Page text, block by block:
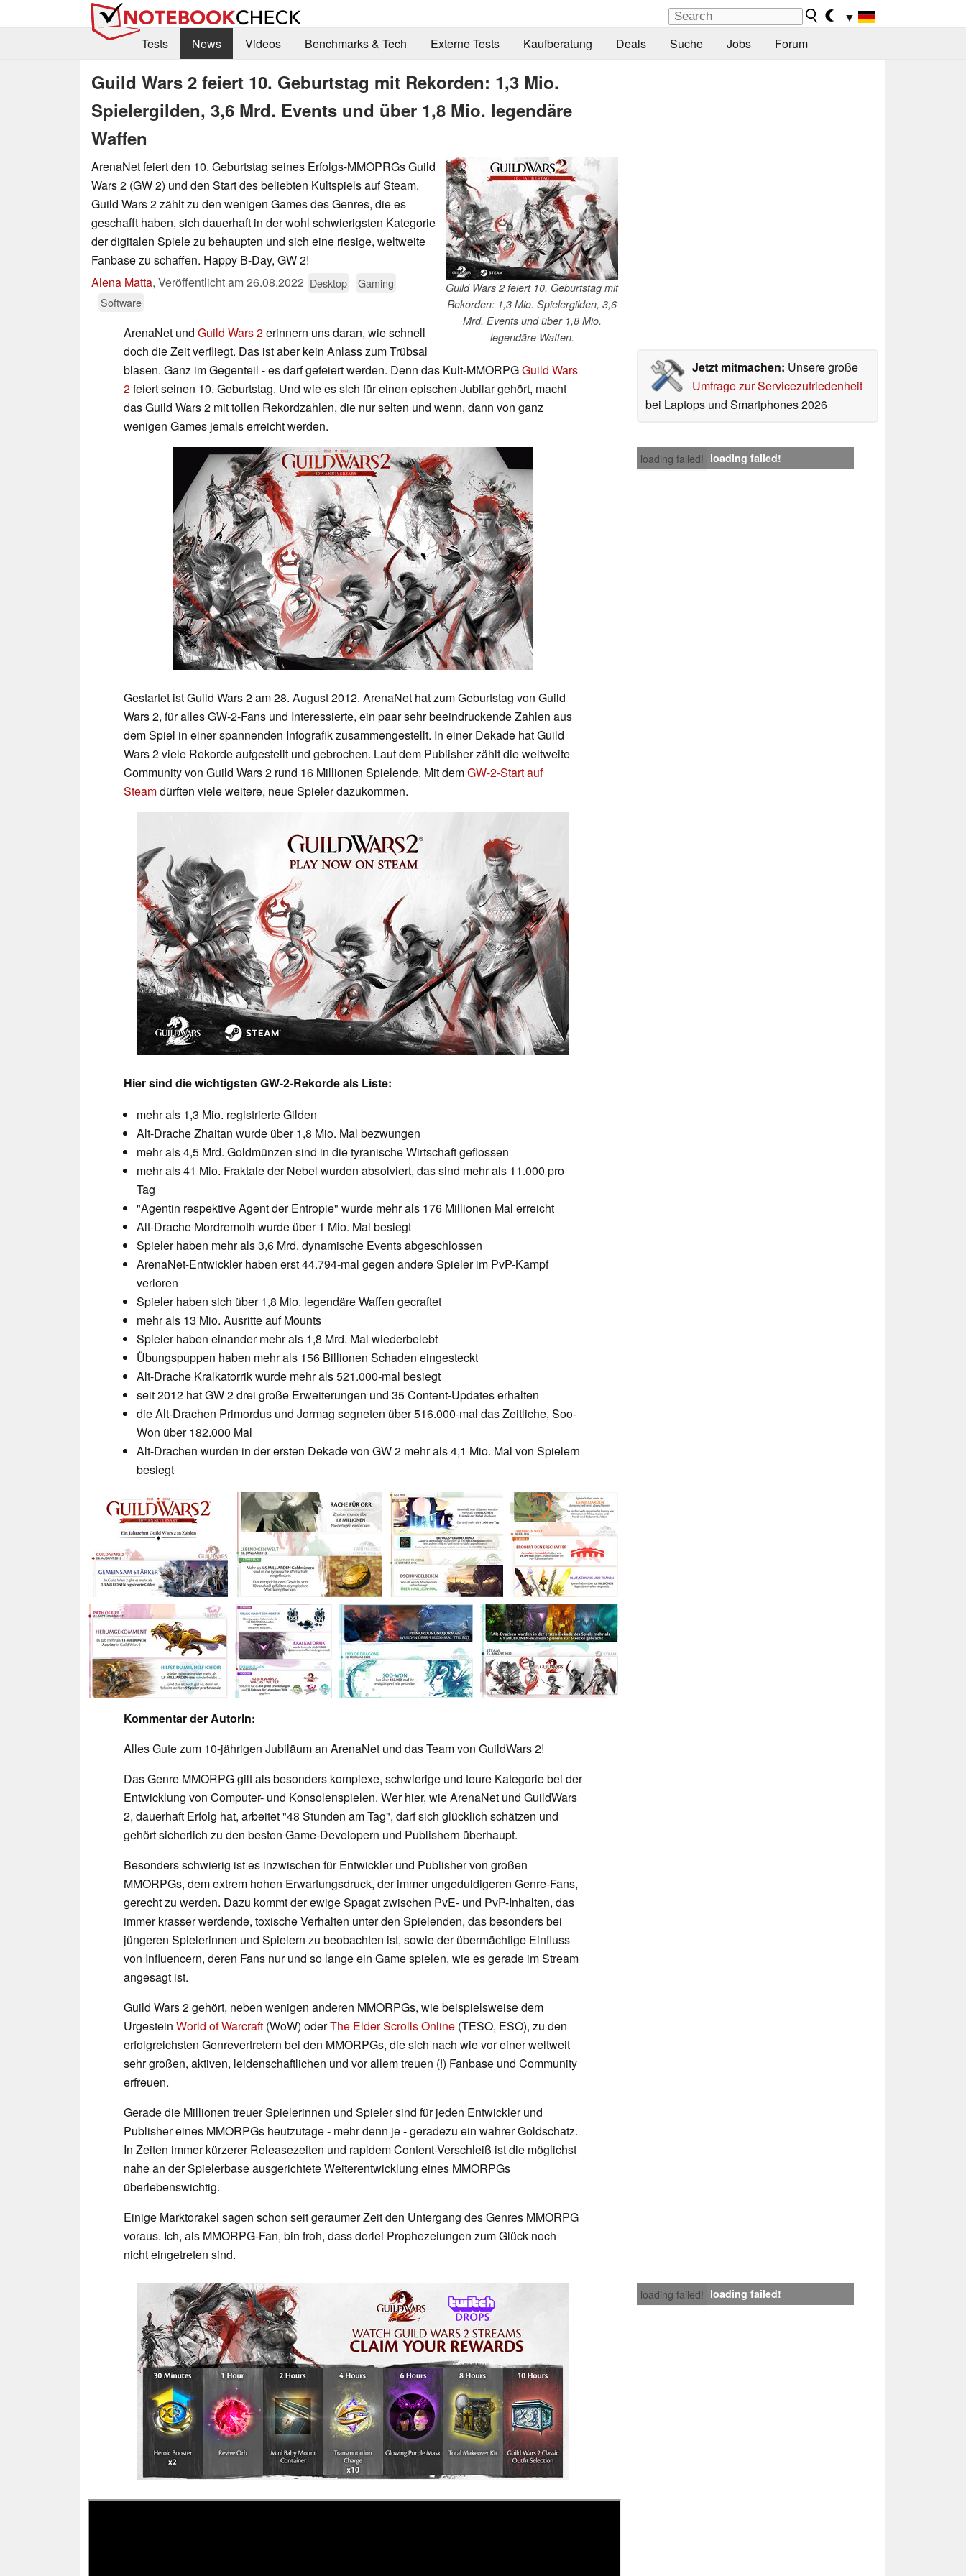
▼
Tests
News Videos Benchmarks & Tech Externe Tests Kaufberatung Deals Suche Jobs Forum
Guild Wars 2 feiert 10. Geburtstag mit Rekorden: 1,3 Mio.
Spielergilden, 3,6 Mrd. Events und über 1,8 Mio. legendäre
Waffen
Guild Wars 2 feiert 10. Geburtstag mit
Rekorden: 1,3 Mio. Spielergilden, 3,6
Mrd. Events und über 1,8 Mio.
legendäre Waffen.
ArenaNet feiert den 10. Geburtstag seines Erfolgs-MMOPRGs Guild
Wars 2 (GW 2) und den Start des beliebten Kultspiels auf Steam.
Guild Wars 2 zählt zu den wenigen Games des Genres, die es
geschafft haben, sich dauerhaft in der wohl schwierigsten Kategorie
der digitalen Spiele zu behaupten und sich eine riesige, weltweite
Fanbase zu schaffen. Happy B-Day, GW 2!
Alena Matta, Veröffentlicht am26.08.2022 Desktop
Gaming
Software
Jetzt mitmachen: Unsere große
Umfrage zur Servicezufriedenheit
bei Laptops und Smartphones 2026
ArenaNet und Guild Wars 2erinnern uns daran, wie schnell
doch die Zeit verfliegt. Das ist aber kein Anlass zum Trübsal
blasen. Ganz im Gegenteil - es darf gefeiert werden. Denn das Kult-MMORPGGuild Wars
2feiert seinen 10. Geburtstag. Und wie es sich für einen epischen Jubilar gehört, macht
das Guild Wars 2 mit tollen Rekordzahlen, die nur selten und wenn, dann von ganz
wenigen Games jemals erreicht werden.
loading failed! loading failed!
Gestartet ist Guild Wars 2 am 28. August 2012. ArenaNet hat zum Geburtstag von Guild
Wars 2, für alles GW-2-Fans und Interessierte, ein paar sehr beeindruckende Zahlen aus
dem Spiel in einer spannenden Infografik zusammengestellt. In einer Dekade hat Guild
Wars 2 viele Rekorde aufgestellt und gebrochen. Laut dem Publisher zählt die weltweite
Community von Guild Wars 2 rund 16 Millionen Spielende. Mit demGW-2-Start auf
Steamdürften viele weitere, neue Spieler dazukommen.
Hier sind die wichtigsten GW-2-Rekorde als Liste:
mehr als 1,3 Mio. registrierte Gilden
Alt-Drache Zhaitan wurde über 1,8 Mio. Mal bezwungen
mehr als 4,5 Mrd. Goldmünzen sind in die tyranische Wirtschaft geflossen
mehr als 41 Mio. Fraktale der Nebel wurden absolviert, das sind mehr als 11.000 pro
Tag
"Agentin respektive Agent der Entropie" wurde mehr als 176 Millionen Mal erreicht
Alt-Drache Mordremoth wurde über 1 Mio. Mal besiegt
Spieler haben mehr als 3,6 Mrd. dynamische Events abgeschlossen
ArenaNet-Entwickler haben erst 44.794-mal gegen andere Spieler im PvP-Kampf
verloren
Spieler haben sich über 1,8 Mio. legendäre Waffen gecraftet
mehr als 13 Mio. Ausritte auf Mounts
Spieler haben einander mehr als 1,8 Mrd. Mal wiederbelebt
Übungspuppen haben mehr als 156 Billionen Schaden eingesteckt
Alt-Drache Kralkatorrik wurde mehr als 521.000-mal besiegt
seit 2012 hat GW 2 drei große Erweiterungen und 35 Content-Updates erhalten
die Alt-Drachen Primordus und Jormag segneten über 516.000-mal das Zeitliche, Soo-
Won über 182.000 Mal
Alt-Drachen wurden in der ersten Dekade von GW 2 mehr als 4,1 Mio. Mal von Spielern
besiegt
Kommentar der Autorin:
Alles Gute zum 10-jährigen Jubiläum an ArenaNet und das Team von GuildWars 2!
Das Genre MMORPG gilt als besonders komplexe, schwierige und teure Kategorie bei der
Entwicklung von Computer- und Konsolenspielen. Wer hier, wie ArenaNet und GuildWars
2, dauerhaft Erfolg hat, arbeitet "48 Stunden am Tag", darf sich glücklich schätzen und
gehört sicherlich zu den besten Game-Developern und Publishern überhaupt.
Besonders schwierig ist es inzwischen für Entwickler und Publisher von großen
MMORPGs, dem extrem hohen Erwartungsdruck, der immer ungeduldigeren Genre-Fans,
gerecht zu werden. Dazu kommt der ewige Spagat zwischen PvE- und PvP-Inhalten, das
immer krasser werdende, toxische Verhalten unter den Spielenden, das besonders bei
jüngeren Spielerinnen und Spielern zu beobachten ist, sowie der übermächtige Einfluss
von Influencern, deren Fans nur und so lange ein Game spielen, wie es gerade im Stream
angesagt ist.
Guild Wars 2 gehört, neben wenigen anderen MMORPGs, wie beispielsweise dem
Urgestein World of Warcraft (WoW) oderThe Elder Scrolls Online (TESO, ESO), zu den
erfolgreichsten Genrevertretern bei den MMORPGs, die sich nach wie vor einer weltweit
sehr großen, aktiven, leidenschaftlichen und vor allem treuen (!) Fanbase und Community
erfreuen.
Gerade die Millionen treuer Spielerinnen und Spieler sind für jeden Entwickler und
Publisher eines MMORPGs heutzutage - mehr denn je - geradezu ein wahrer Goldschatz.
In Zeiten immer kürzerer Releasezeiten und rapidem Content-Verschleiß ist die möglichst
nahe an der Spielerbase ausgerichtete Weiterentwicklung eines MMORPGs
überlebenswichtig.
Einige Marktorakel sagen schon seit geraumer Zeit den Untergang des Genres MMORPG
voraus. Ich, als MMORPG-Fan, bin froh, dass derlei Prophezeiungen zum Glück noch
nicht eingetreten sind.
loading failed! loading failed!